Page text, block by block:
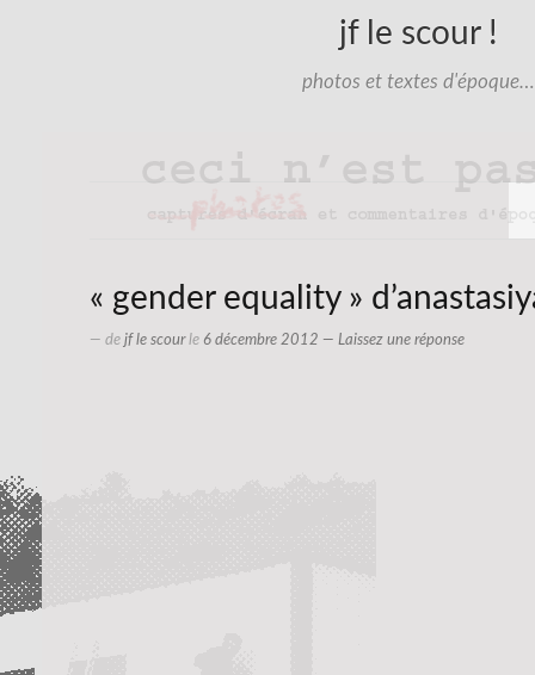
jf le scour !
photos et textes d'époque…
« gender equality »
— de jf le scourle 6 décembre 2012 — Laissez une réponse